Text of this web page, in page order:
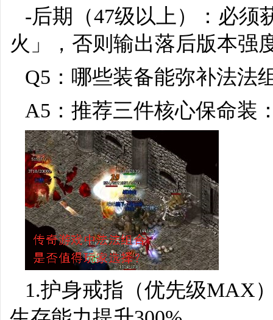
-后期（47级以上）：必须
火」，否则输出落后版本强
Q5：哪些装备能弥补法法
A5：推荐三件核心保命装
1.护身戒指（优先级MAX